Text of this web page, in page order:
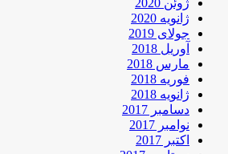
ژانویه 2020
جولای 2019
آوریل 2018
مارس 2018
فوریه 2018
ژانویه 2018
دسامبر 2017
نوامبر 2017
اکتبر 2017